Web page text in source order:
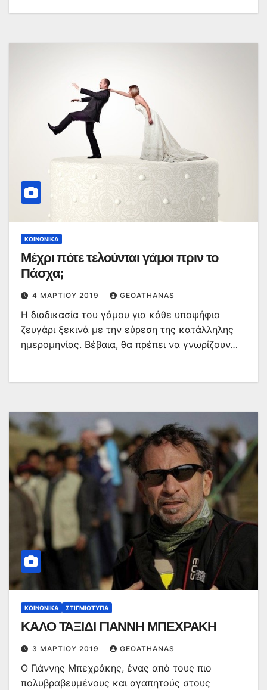
ΚΟΙΝΩΝΙΚΆ
Μέχρι πότε τελούνται γάμοι πριν το
Πάσχα;
4 ΜΑΡΤΊΟΥ 2019 GEOATHANAS
Η διαδικασία του γάμου για κάθε υποψήφιο
ζευγάρι ξεκινά με την εύρεση της κατάλληλης
ημερομηνίας. Βέβαια, θα πρέπει να γνωρίζουν…
ΚΟΙΝΩΝΙΚΆ ΣΤΙΓΜΙΌΤΥΠΑ
ΚΑΛΟ ΤΑΞΙΔΙ ΓΙΑΝΝΗ ΜΠΕΧΡΑΚΗ
3 ΜΑΡΤΊΟΥ 2019 GEOATHANAS
Ο Γιάννης Μπεχράκης, ένας από τους πιο
πολυβραβευμένους και αγαπητούς στους